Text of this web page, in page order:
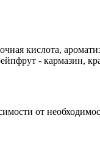
кислота,
- кармазин,
от